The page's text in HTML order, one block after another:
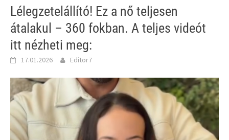
Lélegzetelállító! Ez a nő teljesen
átalakul – 360 fokban. A teljes videót
itt nézheti meg:
17.01.2026 Editor7